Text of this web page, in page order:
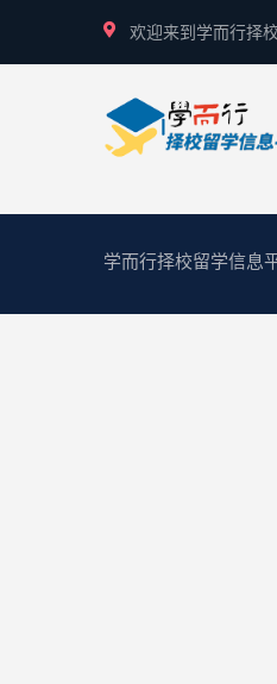
欢迎来到学而行择
学而行择校留学信息